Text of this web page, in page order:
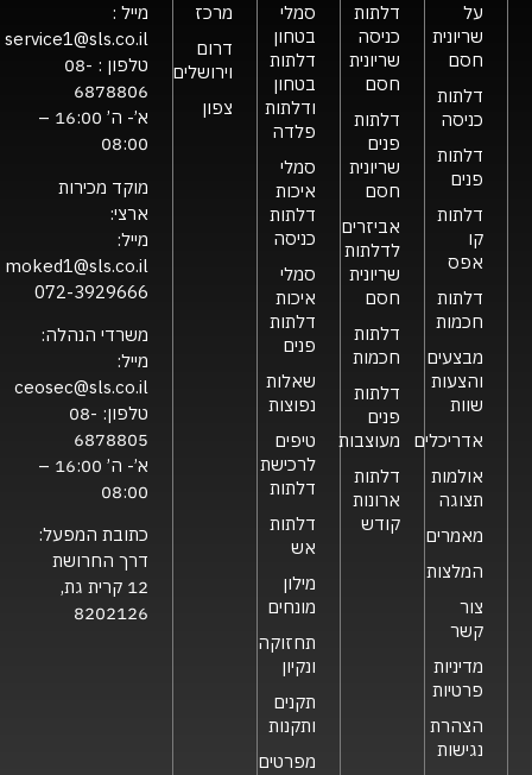
על
שריונית
חסם
דלתות
כניסה
דלתות
פנים
דלתות
קו
אפס
דלתות
חכמות
מבצעים
והצעות
שוות
אדריכלים
אולמות
תצוגה
מאמרים
המלצות
צור
קשר
מדיניות
פרטיות
הצהרת
נגישות
דלתות
כניסה
שריונית
חסם
דלתות
פנים
שריונית
חסם
אביזרים
לדלתות
שריונית
חסם
דלתות
חכמות
דלתות
פנים
מעוצבות
דלתות
ארונות
קודש
סמלי
בטחון
דלתות
בטחון
ודלתות
פלדה
סמלי
איכות
דלתות
כניסה
סמלי
איכות
דלתות
פנים
שאלות
נפוצות
טיפים
לרכישת
דלתות
דלתות
אש
מילון
מונחים
תחזוקה
ונקיון
תקנים
ותקנות
מפרטים
מרכז
דרום
וירושלים
צפון
מייל :
service1@sls.co.il
טלפון : 08-
6878806
א’- ה’ 16:00 –
08:00
מוקד מכירות
ארצי:
מייל:
moked1@sls.co.il
072-3929666
משרדי הנהלה:
מייל:
ceosec@sls.co.il
טלפון: 08-
6878805
א’- ה’ 16:00 –
08:00
כתובת המפעל:
דרך החרושת
12 קרית גת,
8202126